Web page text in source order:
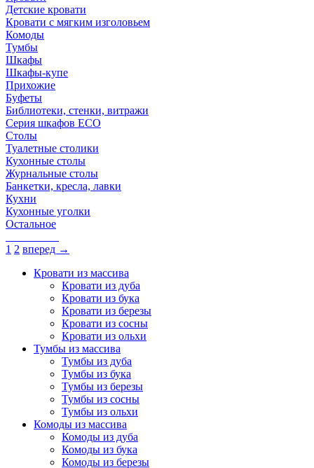
Детские кровати
Кровати с мягким изголовьем
Комоды
Тумбы
Шкафы
Шкафы-купе
Прихожие
Буфеты
Библиотеки, стенки, витражи
Серия шкафов ECO
Столы
Туалетные столики
Кухонные столы
Журнальные столы
Банкетки, кресла, лавки
Кухни
Кухонные уголки
Остальное
1 2 вперед →
Кровати из массива
Кровати из дуба
Кровати из бука
Кровати из березы
Кровати из сосны
Кровати из ольхи
Тумбы из массива
Тумбы из дуба
Тумбы из бука
Тумбы из березы
Тумбы из сосны
Тумбы из ольхи
Комоды из массива
Комоды из дуба
Комоды из бука
Комоды из березы